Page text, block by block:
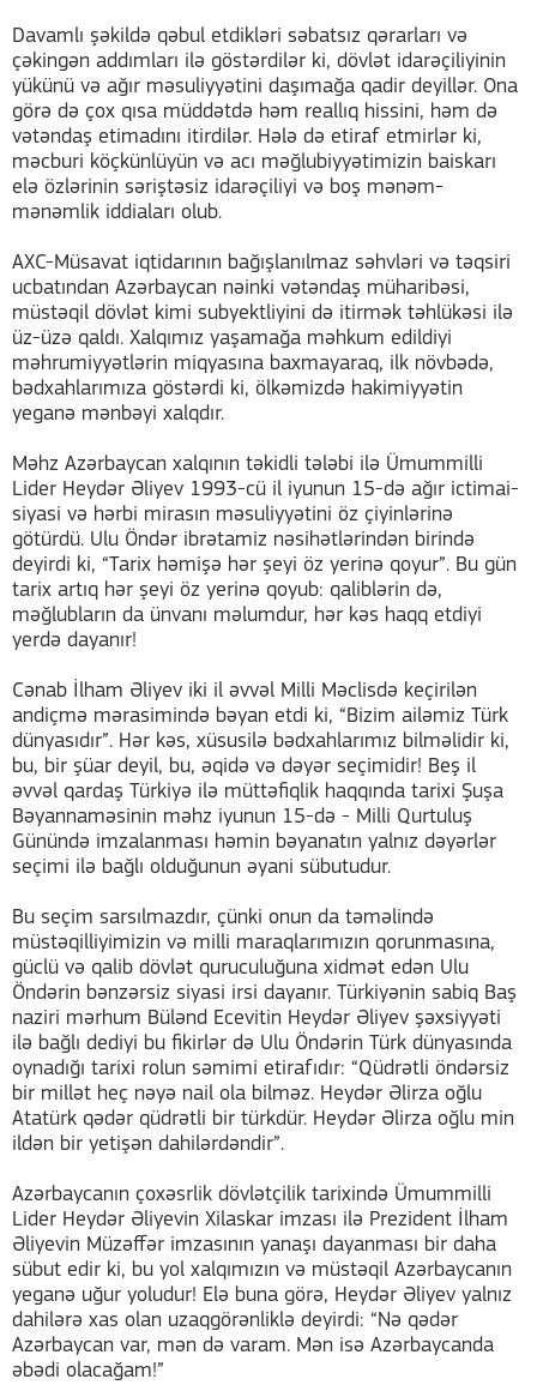
Davamlı şəkildə qəbul etdikləri səbatsız qərarları və
çəkingən addımları ilə göstərdilər ki, dövlət idarəçiliyinin
yükünü və ağır məsuliyyətini daşımağa qadir deyillər. Ona
görə də çox qısa müddətdə həm reallıq hissini, həm də
vətəndaş etimadını itirdilər. Hələ də etiraf etmirlər ki,
məcburi köçkünlüyün və acı məğlubiyyətimizin baiskarı
elə özlərinin səriştəsiz idarəçiliyi və boş mənəm-
mənəmlik iddiaları olub.
AXC-Müsavat iqtidarının bağışlanılmaz səhvləri və təqsiri
ucbatından Azərbaycan nəinki vətəndaş müharibəsi,
müstəqil dövlət kimi subyektliyini də itirmək təhlükəsi ilə
üz-üzə qaldı. Xalqımız yaşamağa məhkum edildiyi
məhrumiyyətlərin miqyasına baxmayaraq, ilk növbədə,
bədxahlarımıza göstərdi ki, ölkəmizdə hakimiyyətin
yeganə mənbəyi xalqdır.
Məhz Azərbaycan xalqının təkidli tələbi ilə Ümummilli
Lider Heydər Əliyev 1993-cü il iyunun 15-də ağır ictimai-
siyasi və hərbi mirasın məsuliyyətini öz çiyinlərinə
götürdü. Ulu Öndər ibrətamiz nəsihətlərindən birində
deyirdi ki, “Tarix həmişə hər şeyi öz yerinə qoyur”. Bu gün
tarix artıq hər şeyi öz yerinə qoyub: qaliblərin də,
məğlubların da ünvanı məlumdur, hər kəs haqq etdiyi
yerdə dayanır!
Cənab İlham Əliyev iki il əvvəl Milli Məclisdə keçirilən
andiçmə mərasimində bəyan etdi ki, “Bizim ailəmiz Türk
dünyasıdır”. Hər kəs, xüsusilə bədxahlarımız bilməlidir ki,
bu, bir şüar deyil, bu, əqidə və dəyər seçimidir! Beş il
əvvəl qardaş Türkiyə ilə müttəfiqlik haqqında tarixi Şuşa
Bəyannaməsinin məhz iyunun 15-də - Milli Qurtuluş
Günündə imzalanması həmin bəyanatın yalnız dəyərlər
seçimi ilə bağlı olduğunun əyani sübutudur.
Bu seçim sarsılmazdır, çünki onun da təməlində
müstəqilliyimizin və milli maraqlarımızın qorunmasına,
güclü və qalib dövlət quruculuğuna xidmət edən Ulu
Öndərin bənzərsiz siyasi irsi dayanır. Türkiyənin sabiq Baş
naziri mərhum Bülənd Ecevitin Heydər Əliyev şəxsiyyəti
ilə bağlı dediyi bu fikirlər də Ulu Öndərin Türk dünyasında
oynadığı tarixi rolun səmimi etirafıdır: “Qüdrətli öndərsiz
bir millət heç nəyə nail ola bilməz. Heydər Əlirza oğlu
Atatürk qədər qüdrətli bir türkdür. Heydər Əlirza oğlu min
ildən bir yetişən dahilərdəndir”.
Azərbaycanın çoxəsrlik dövlətçilik tarixində Ümummilli
Lider Heydər Əliyevin Xilaskar imzası ilə Prezident İlham
Əliyevin Müzəffər imzasının yanaşı dayanması bir daha
sübut edir ki, bu yol xalqımızın və müstəqil Azərbaycanın
yeganə uğur yoludur! Elə buna görə, Heydər Əliyev yalnız
dahilərə xas olan uzaqgörənliklə deyirdi: “Nə qədər
Azərbaycan var, mən də varam. Mən isə Azərbaycanda
əbədi olacağam!”